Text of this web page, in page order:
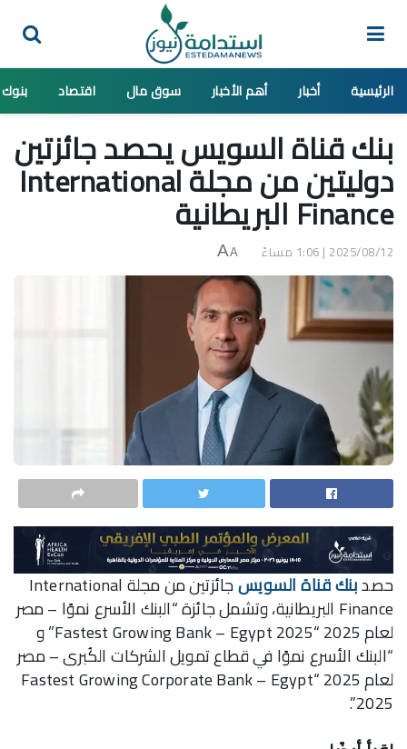
الرئيسية أخبار أهم الأخبار سوق مال اقتصاد بنوك
بنك قناة السويس يحصد جائزتين
دوليتين من مجلة International
Finance البريطانية
2025/08/12 | 1:06 مساءً A
A
حصدبنك قناة السويس جائزتين من مجلة International
Finance البريطانية، وتشمل جائزة “البنك الأسرع نموًا – مصر
لعام 2025 “Fastest Growing Bank – Egypt 2025” و
“البنك الأسرع نموًا في قطاع تمويل الشركات الكُبرى – مصر
لعام 2025 “Fastest Growing Corporate Bank – Egypt
2025”.